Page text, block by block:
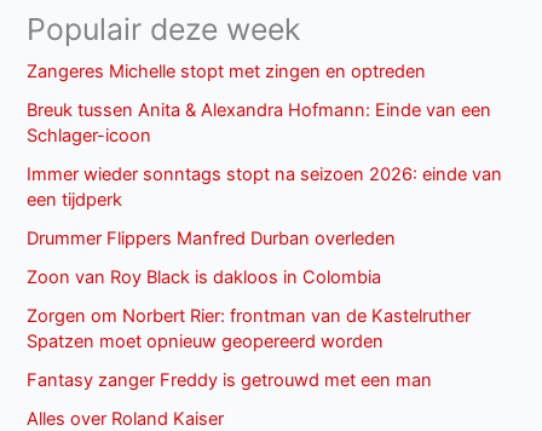
Populair deze week
Zangeres Michelle stopt met zingen en optreden
Breuk tussen Anita & Alexandra Hofmann: Einde van een
Schlager-icoon
Immer wieder sonntags stopt na seizoen 2026: einde van
een tijdperk
Drummer Flippers Manfred Durban overleden
Zoon van Roy Black is dakloos in Colombia
Zorgen om Norbert Rier: frontman van de Kastelruther
Spatzen moet opnieuw geopereerd worden
Fantasy zanger Freddy is getrouwd met een man
Alles over Roland Kaiser